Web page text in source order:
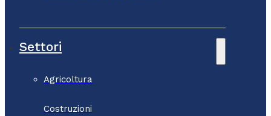
Settori
Agricoltura
Costruzioni